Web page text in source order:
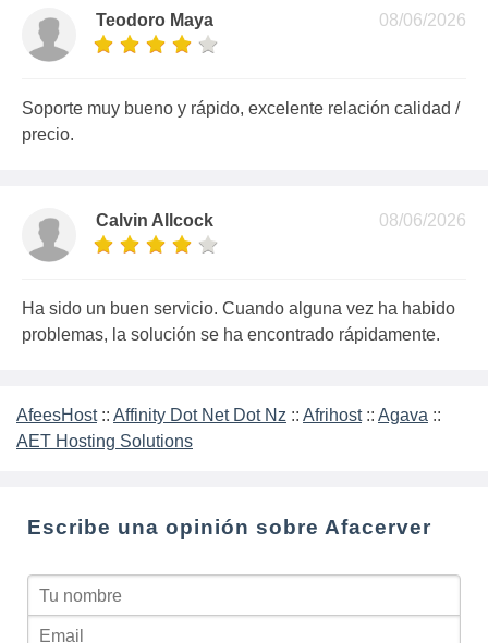
08/06/2026
Teodoro Maya
Soporte muy bueno y rápido, excelente relación calidad /
precio.
08/06/2026
Calvin Allcock
Ha sido un buen servicio. Cuando alguna vez ha habido
problemas, la solución se ha encontrado rápidamente.
AfeesHost:: Affinity Dot Net Dot Nz :: Afrihost:: Agava ::
AET Hosting Solutions
Escribe una opinión sobre Afacerver